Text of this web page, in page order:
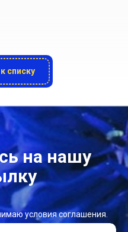
списку
на нашу
условия соглашения.